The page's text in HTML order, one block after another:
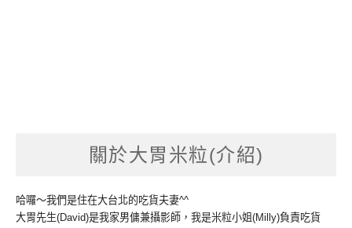
關於大胃米粒(介紹)
哈囉～我們是住在大台北的吃貨夫妻^^
大胃先生(David)是我家男傭兼攝影師，我是米粒小姐(Milly)負責吃貨